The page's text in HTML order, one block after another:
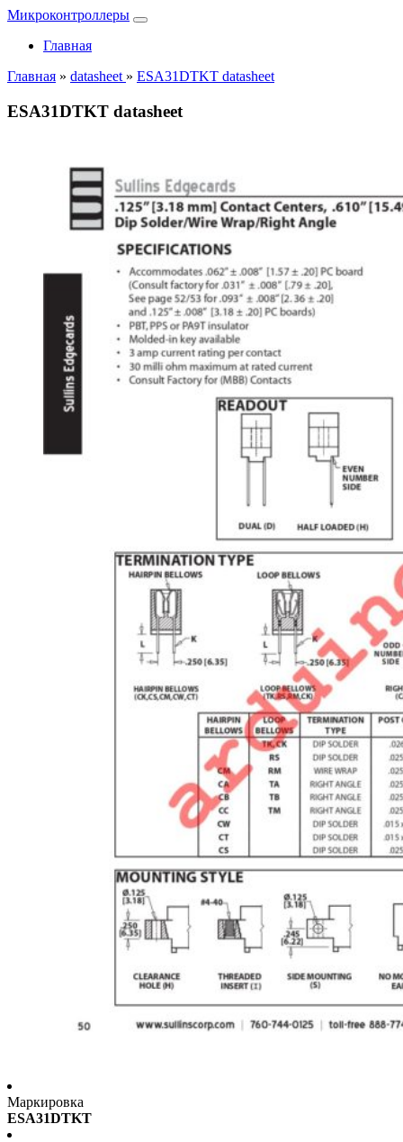
Микроконтроллеры
Главная
Главная » datasheet » ESA31DTKT datasheet
ESA31DTKT datasheet
Маркировка
ESA31DTKT